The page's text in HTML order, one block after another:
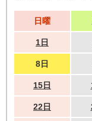
日曜
1日
8日
15日
22日